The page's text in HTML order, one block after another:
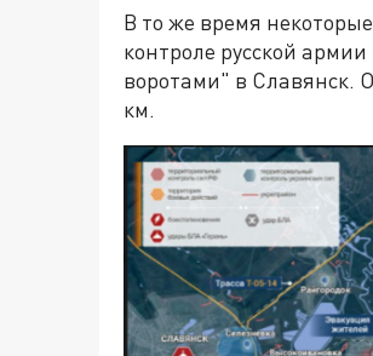
В то же время
контроле русской
воротами" в Славянск.
км.